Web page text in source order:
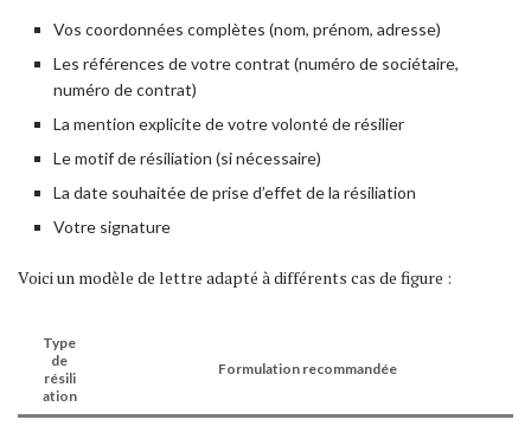
Vos coordonnées complètes (nom, prénom, adresse)
Les références de votre contrat (numéro de sociétaire,
numéro de contrat)
La mention explicite de votre volonté de résilier
Le motif de résiliation (si nécessaire)
La date souhaitée de prise d’effet de la résiliation
Votre signature
Voici un modèle de lettre adapté à différents cas de figure :
Type
de
résili
ation
Formulation recommandée